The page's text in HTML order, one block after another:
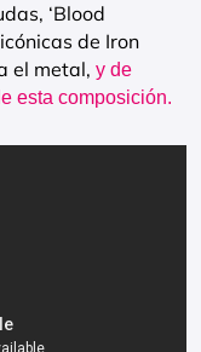
‘Blood
de Iron
el metal, y de
esta composición.